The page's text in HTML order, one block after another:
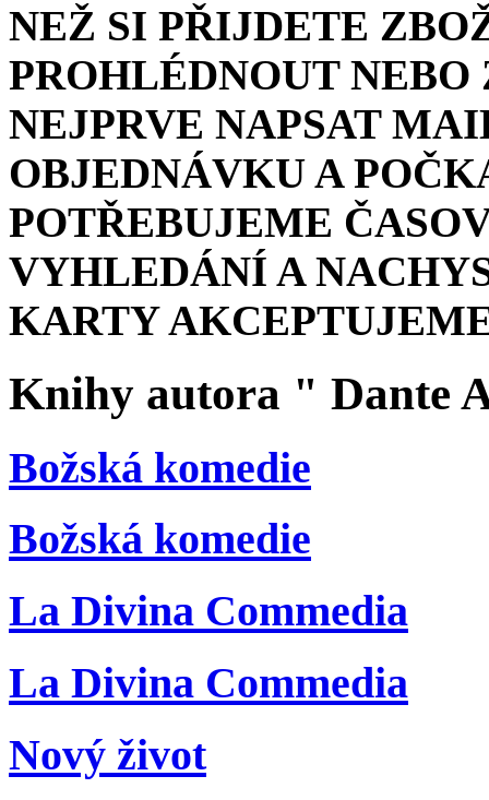
NEŽ SI PŘIJDETE
PROHLÉDNOUT
NEJPRVE NAPSAT
OBJEDNÁVKU A
POTŘEBUJEME
VYHLEDÁNÍ A
KARTY
Knihy autora " Dante
Božská komedie
Božská komedie
La Divina Commedia
La Divina Commedia
Nový život